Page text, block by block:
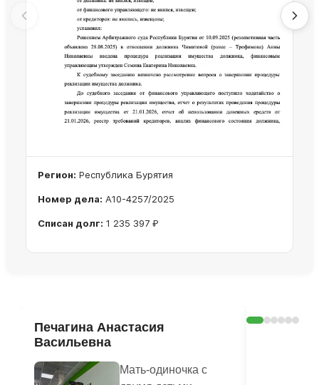
Регион: Республика Бурятия
Номер дела: А10-4257/2025
Списан долг: 1 235 397 ₽
Печагина Анастасия
Васильевна
Мать-одиночка с
Оксана